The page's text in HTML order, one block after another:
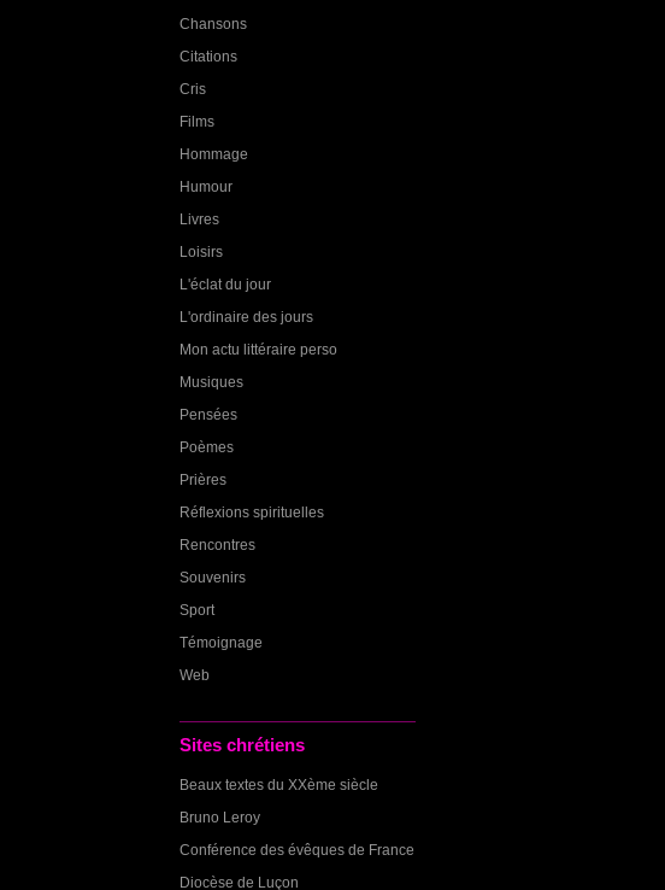
Chansons
Citations
Cris
Films
Hommage
Humour
Livres
Loisirs
L'éclat du jour
L'ordinaire des jours
Mon actu littéraire perso
Musiques
Pensées
Poèmes
Prières
Réflexions spirituelles
Rencontres
Souvenirs
Sport
Témoignage
Web
Sites chrétiens
Beaux textes du XXème siècle
Bruno Leroy
Conférence des évêques de France
Diocèse de Luçon